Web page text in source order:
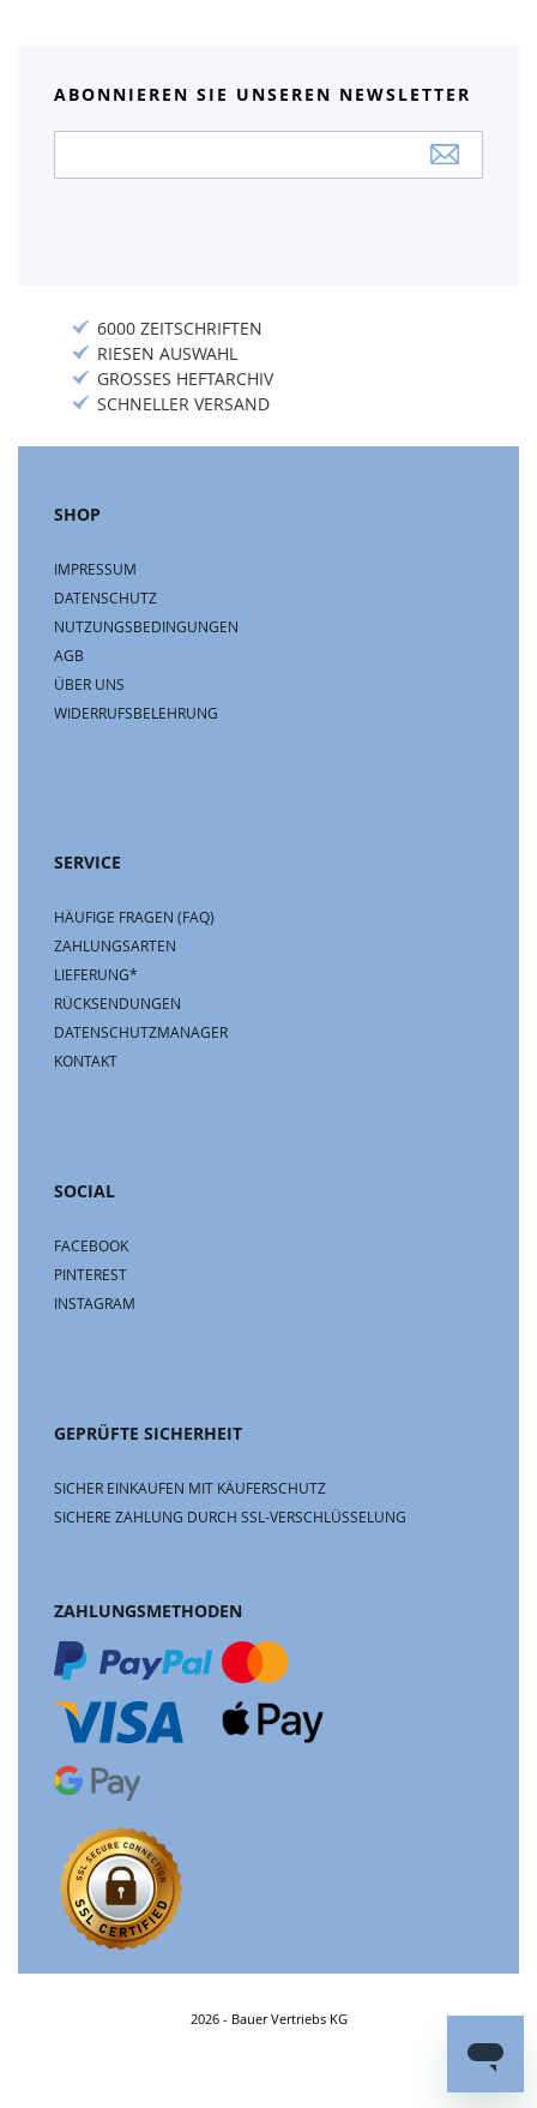
ABONNIEREN SIE UNSEREN NEWSLETTER
Newsletter:
6000 ZEITSCHRIFTEN
RIESEN AUSWAHL
GROSSES HEFTARCHIV
SCHNELLER VERSAND
SHOP
IMPRESSUM
DATENSCHUTZ
NUTZUNGSBEDINGUNGEN
AGB
ÜBER UNS
WIDERRUFSBELEHRUNG
SERVICE
HÄUFIGE FRAGEN (FAQ)
ZAHLUNGSARTEN
LIEFERUNG*
RÜCKSENDUNGEN
DATENSCHUTZMANAGER
KONTAKT
SOCIAL
FACEBOOK
PINTEREST
INSTAGRAM
GEPRÜFTE SICHERHEIT
SICHER EINKAUFEN MIT KÄUFERSCHUTZ
SICHERE ZAHLUNG DURCH SSL-VERSCHLÜSSELUNG
ZAHLUNGSMETHODEN
2026 - Bauer Vertriebs KG